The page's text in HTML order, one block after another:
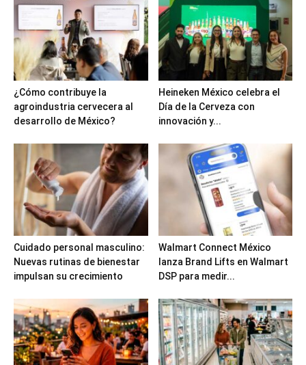
¿Cómo contribuye la
agroindustria cervecera al
desarrollo de México?
Heineken México celebra el
Día de la Cerveza con
innovación y...
Cuidado personal masculino:
Nuevas rutinas de bienestar
impulsan su crecimiento
Walmart Connect México
lanza Brand Lifts en Walmart
DSP para medir...